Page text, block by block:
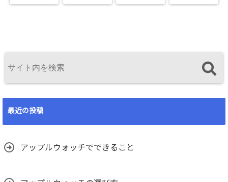
最近の投稿
アップルウォッチでできること